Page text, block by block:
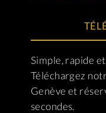
Simple, rapide
Téléchargez
Genève et
secondes.